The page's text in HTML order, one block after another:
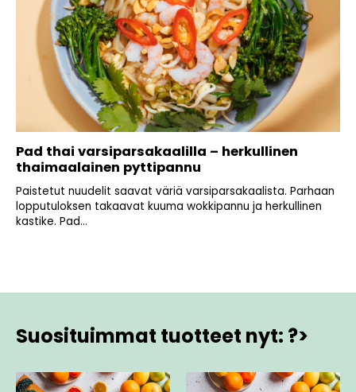
Pad thai varsiparsakaalilla – herkullinen
thaimaalainen pyttipannu
Paistetut nuudelit saavat väriä varsiparsakaalista. Parhaan
lopputuloksen takaavat kuuma wokkipannu ja herkullinen
kastike. Pad...
Suosituimmat tuotteet nyt: ?>